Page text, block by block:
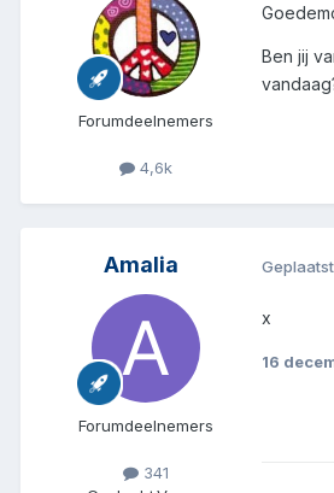
Forumdeelnemers
4,6k
Ben jij
Amalia
Forumdeelnemers
341
Geplaatst
x
16